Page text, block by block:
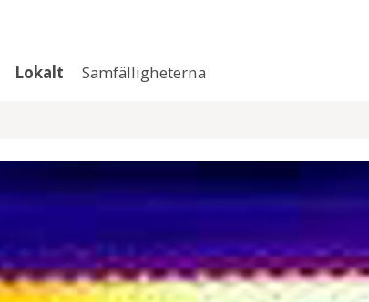
Lokalt Samfälligheterna